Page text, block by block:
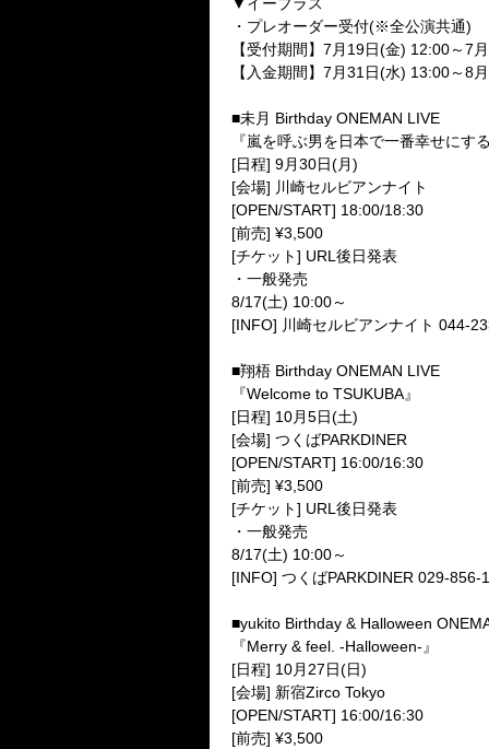
・プレオーダー受付(※全公演共通)
【受付期間】7月19日(金) 12:00～7
【入金期間】7月31日(水) 13:00～8
■未月 Birthday ONEMAN LIVE
『嵐を呼ぶ男を日本で一番幸せにす
[日程] 9月30日(月)
[会場] 川崎セルビアンナイト
[OPEN/START] 18:00/18:30
[前売] ¥3,500
[チケット] URL後日発表
・一般発売
8/17(土) 10:00～
[INFO] 川崎セルビアンナイト 044-
■翔梧 Birthday ONEMAN LIVE
『Welcome to TSUKUBA』
[日程] 10月5日(土)
[会場] つくばPARKDINER
[OPEN/START] 16:00/16:30
[前売] ¥3,500
[チケット] URL後日発表
・一般発売
8/17(土) 10:00～
[INFO] つくばPARKDINER 029-856-
■yukito Birthday & Halloween
『Merry & feel. -Halloween-』
[日程] 10月27日(日)
[会場] 新宿Zirco Tokyo
[OPEN/START] 16:00/16:30
[前売] ¥3,500